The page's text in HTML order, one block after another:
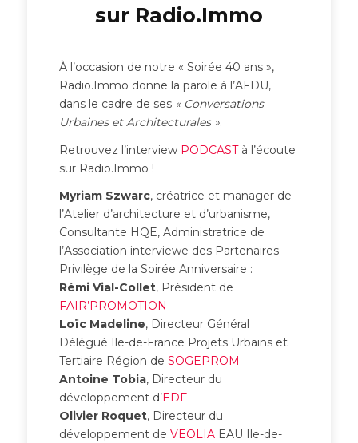
sur Radio.Immo
À l’occasion de notre « Soirée 40 ans »,
Radio.Immo donne la parole à l’AFDU,
dans le cadre de ses « Conversations
Urbaines et Architecturales ».
Retrouvez l’interview PODCASTà l’écoute
sur Radio.Immo !
Myriam Szwarc, créatrice et manager de
l’Atelier d’architecture et d’urbanisme,
Consultante HQE, Administratrice de
l’Association interviewe des Partenaires
Privilège de la Soirée Anniversaire :
Rémi Vial-Collet, Président de
FAIR’PROMOTION
Loïc Madeline, Directeur Général
Délégué Ile-de-France Projets Urbains et
Tertiaire Région de SOGEPROM
Antoine Tobia, Directeur du
développement d’EDF
Olivier Roquet, Directeur du
développement de VEOLIAEAU Ile-de-